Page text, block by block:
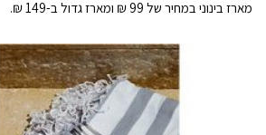
מארז בינוני במחיר של 99 ₪ ומארז גדול ב-149 ₪.